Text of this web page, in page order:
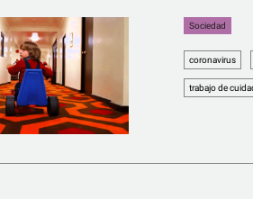
Sociedad
coronavirus
trabajo de